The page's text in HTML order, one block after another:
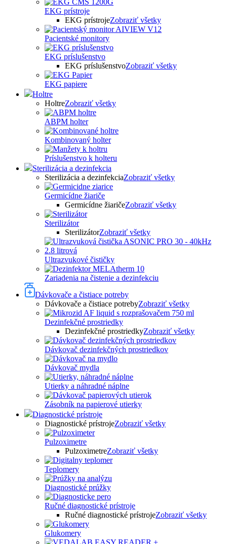
EKG prístroje
EKG prístrojeZobraziť všetky
Pacientské monitory
EKG príslušenstvo
EKG príslušenstvoZobraziť všetky
EKG papiere
Holtre
HoltreZobraziť všetky
ABPM holter
Kombinovaný holter
Príslušenstvo k holteru
Sterilizácia a dezinfekcia
Sterilizácia a dezinfekciaZobraziť všetky
Germicídne žiariče
Germicídne žiaričeZobraziť všetky
Sterilizátor
SterilizátorZobraziť všetky
Ultrazvukové čističky
Zariadenia na čistenie a dezinfekciu
Dávkovače a čistiace potreby
Dávkovače a čistiace potrebyZobraziť všetky
Dezinfekčné prostriedky
Dezinfekčné prostriedkyZobraziť všetky
Dávkovač dezinfekčných prostriedkov
Dávkovač mydla
Utierky a náhradné náplne
Zásobník na papierové utierky
Diagnostické prístroje
Diagnostické prístrojeZobraziť všetky
Pulzoximetre
PulzoximetreZobraziť všetky
Teplomery
Diagnostické prúžky
Ručné diagnostické prístroje
Ručné diagnostické prístrojeZobraziť všetky
Glukomery